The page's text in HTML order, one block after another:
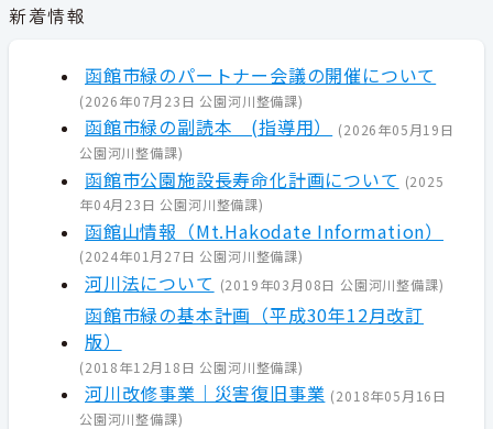
新着情報
函館市緑のパートナー会議の開催について
(2026年07月23日 公園河川整備課)
函館市緑の副読本 (指導用） (2026年05月19日
公園河川整備課)
函館市公園施設長寿命化計画について (2025
年04月23日 公園河川整備課)
函館山情報（Mt.Hakodate Information）
(2024年01月27日 公園河川整備課)
河川法について (2019年03月08日 公園河川整備課)
函館市緑の基本計画（平成30年12月改訂
版）
(2018年12月18日 公園河川整備課)
河川改修事業｜災害復旧事業 (2018年05月16日
公園河川整備課)